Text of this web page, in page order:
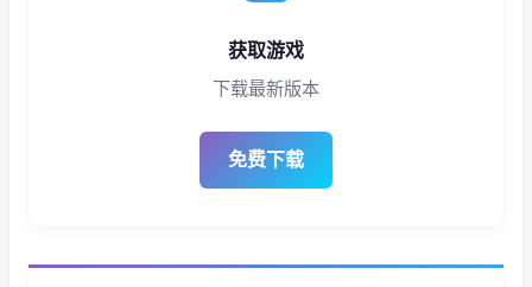
获取游戏
下载最新版本
免费下载